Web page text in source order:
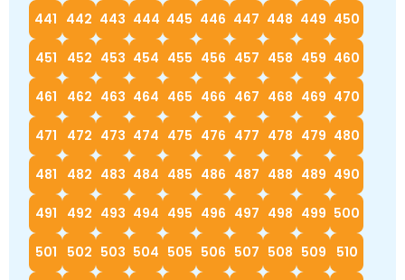
441 442 443 444 445 446 447 448 449 450
451 452 453 454 455 456 457 458 459 460
461 462 463 464 465 466 467 468 469 470
471 472 473 474 475 476 477 478 479 480
481 482 483 484 485 486 487 488 489 490
491 492 493 494 495 496 497 498 499 500
501 502 503 504 505 506 507 508 509 510